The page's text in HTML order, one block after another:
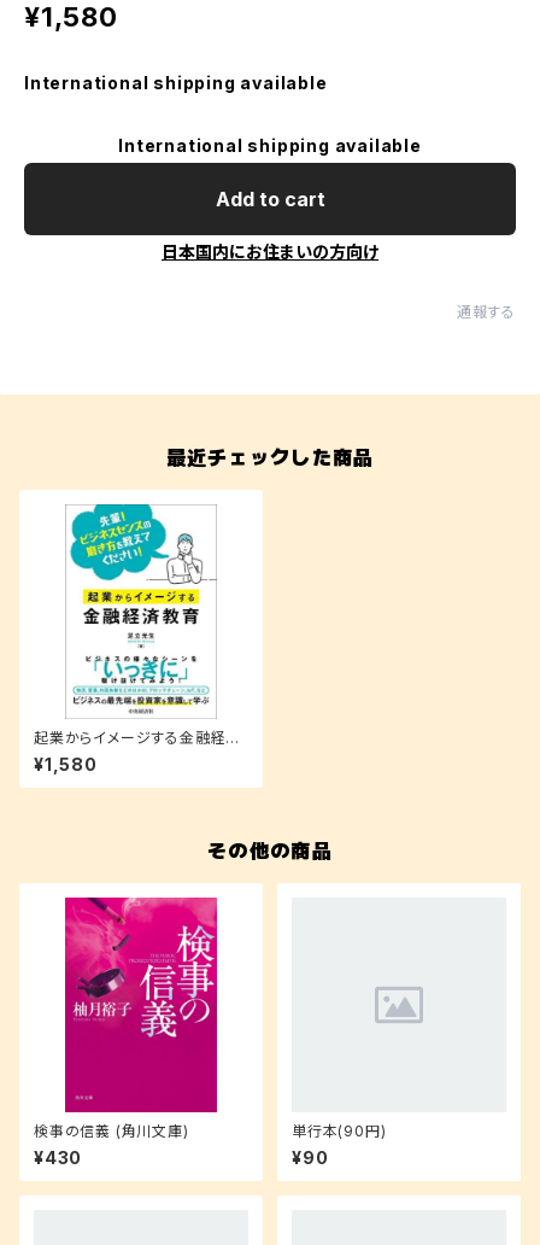
¥1,580
International shipping available
International shipping available
Add to cart
日本国内にお住まいの方向け
通報する
最近チェックした商品
起業からイメージする金融経済
教育 先輩！ビジネスセンスの磨
き方を教えてください！
¥1,580
その他の商品
検事の信義 (角川文庫)
¥430
単行本(90円)
¥90